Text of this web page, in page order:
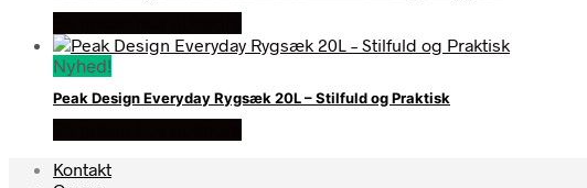
Nyhed!
Peak Design Everyday Rygsæk 20L – Stilfuld og Praktisk
Kontakt